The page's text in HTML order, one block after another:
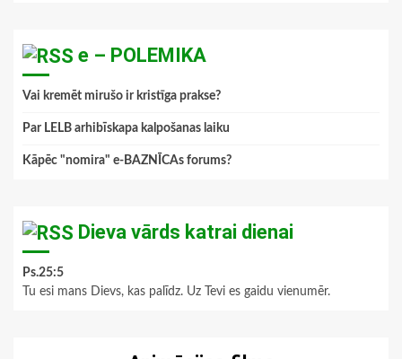
e – POLEMIKA
Vai kremēt mirušo ir kristīga prakse?
Par LELB arhibīskapa kalpošanas laiku
Kāpēc "nomira" e-BAZNĪCAs forums?
Dieva vārds katrai dienai
Ps.25:5
Tu esi mans Dievs, kas palīdz. Uz Tevi es gaidu vienumēr.